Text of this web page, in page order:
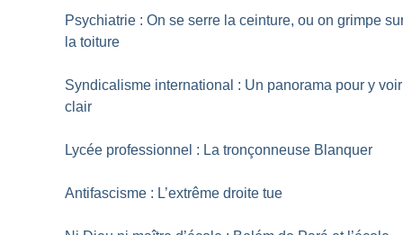
Psychiatrie : On se serre la ceinture, ou on grimpe
la toiture
Syndicalisme international : Un panorama pour y voir
clair
Lycée professionnel : La tronçonneuse Blanquer
Antifascisme : L’extrême droite tue